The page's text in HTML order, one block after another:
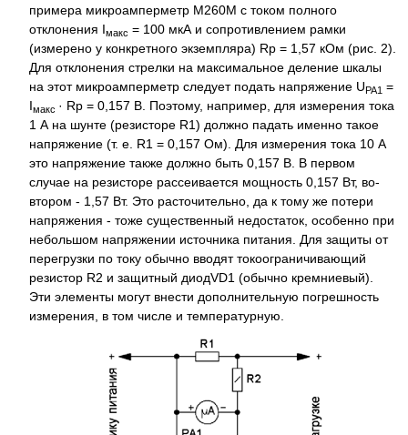
примера микроамперметр М260М с током полного
отклонения Iмакс = 100 мкА и сопротивлением рамки
(измерено у конкретного экземпляра) Rp = 1,57 кОм (рис. 2).
Для отклонения стрелки на максимальное деление шкалы
на этот микроамперметр следует подать напряжение UPA1 =
Iмакс · Rp = 0,157 В. Поэтому, например, для измерения тока
1 А на шунте (резисторе R1) должно падать именно такое
напряжение (т. е. R1 = 0,157 Ом). Для измерения тока 10 А
это напряжение также должно быть 0,157 В. В первом
случае на резисторе рассеивается мощность 0,157 Вт, во-
втором - 1,57 Вт. Это расточительно, да к тому же потери
напряжения - тоже существенный недостаток, особенно при
небольшом напряжении источника питания. Для защиты от
перегрузки по току обычно вводят токоограничивающий
резистор R2 и защитный диодVD1 (обычно кремниевый).
Эти элементы могут внести дополнительную погрешность
измерения, в том числе и температурную.